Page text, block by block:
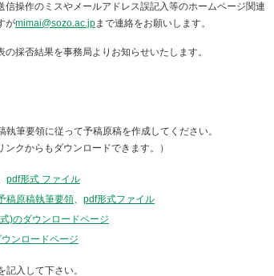
操作のミスやメールアドレス誤記入等のホームページ関連
がmimai@sozo.ac.jpまで連絡をお願いします。
採否結果を事務局よりお知らせいたします。
筆要領に従って予稿原稿を作成してください。
クからもダウンロードできます。）
pdf形式 ファイル
稿原稿執筆要領
pdf形式ファイル
)のダウンロードページ
ンロードページ
入して下さい。